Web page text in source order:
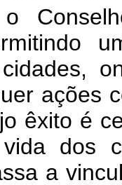
o
ações
êxito é
dos
a